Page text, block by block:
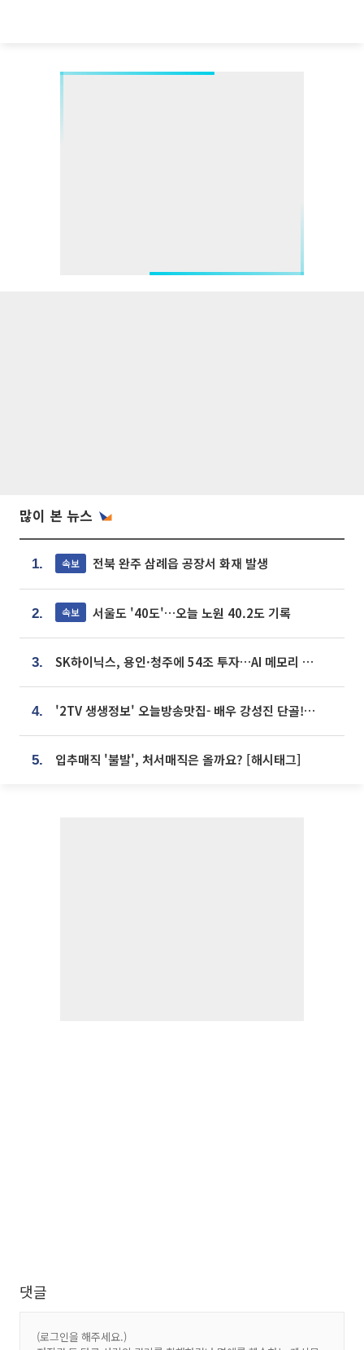
많이 본 뉴스
1. 속보 전북 완주 삼례읍 공장서 화재 발생
2. 속보 서울도 '40도'…오늘 노원 40.2도 기록
3. SK하이닉스, 용인·청주에 54조 투자…AI 메모리 생산기지 키운다
4. '2TV 생생정보' 오늘방송맛집- 배우 강성진 단골! 쌀국수ㆍ푸팟퐁 커리 맛집 '블○○○'
5. 입추매직 '불발', 처서매직은 올까요? [해시태그]
댓글